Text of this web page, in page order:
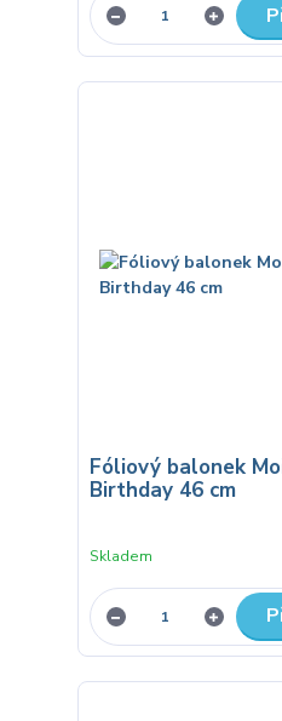
Fóliový balonek
Birthday 46 cm
Skladem